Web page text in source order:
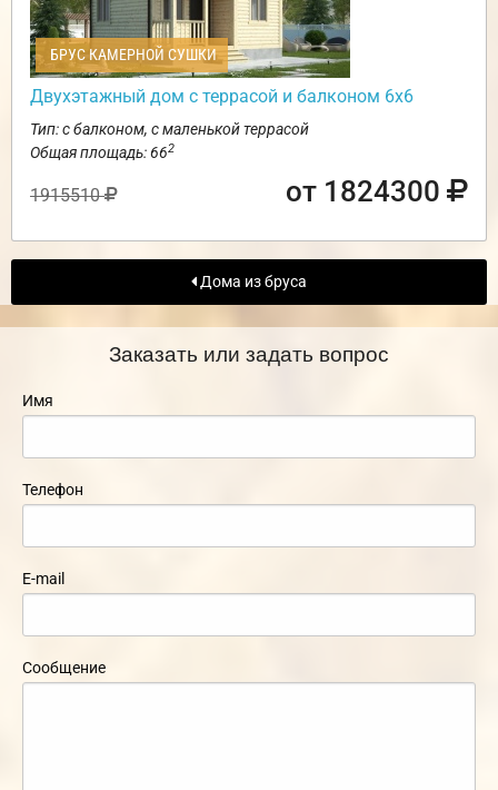
БРУС КАМЕРНОЙ СУШКИ
Двухэтажный дом с террасой и балконом 6х6
Тип: с балконом, с маленькой террасой
Общая площадь: 662
1915510 от 1824300
Дома из бруса
Заказать или задать вопрос
Имя
Телефон
E-mail
Сообщение